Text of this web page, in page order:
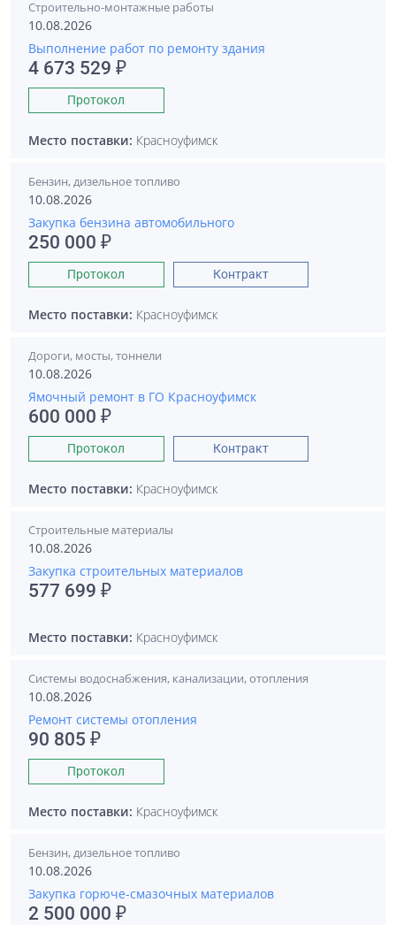
Строительно-монтажные работы
10.08.2026
Выполнение работ по ремонту здания
4 673 529 ₽
Протокол
Место поставки: Красноуфимск
Бензин, дизельное топливо
10.08.2026
Закупка бензина автомобильного
250 000 ₽
Протокол Контракт
Место поставки: Красноуфимск
Дороги, мосты, тоннели
10.08.2026
Ямочный ремонт в ГО Красноуфимск
600 000 ₽
Протокол Контракт
Место поставки: Красноуфимск
Строительные материалы
10.08.2026
Закупка строительных материалов
577 699 ₽
Место поставки: Красноуфимск
Системы водоснабжения, канализации, отопления
10.08.2026
Ремонт системы отопления
90 805 ₽
Протокол
Место поставки: Красноуфимск
Бензин, дизельное топливо
10.08.2026
Закупка горюче-смазочных материалов
2 500 000 ₽